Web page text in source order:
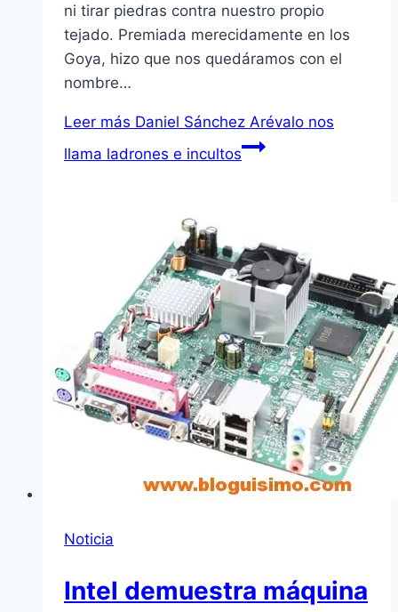
ni tirar piedras contra nuestro propio
tejado. Premiada merecidamente en los
Goya, hizo que nos quedáramos con el
nombre…
Leer más Daniel Sánchez Arévalo nos
llama ladrones e incultos
Noticia
Intel demuestra máquina